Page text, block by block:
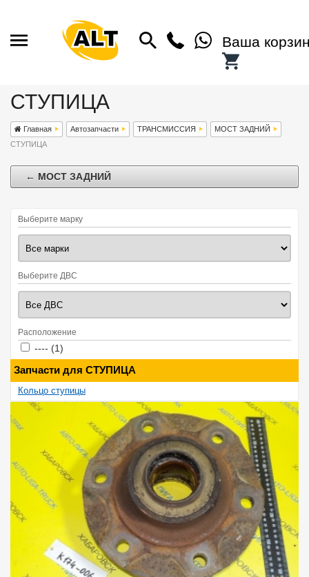
Ваша
СТУПИЦА
Главная Автозапчасти ТРАНСМИССИЯ
МОСТ ЗАДНИЙ
СТУПИЦА
← МОСТ ЗАДНИЙ
Выберите марку
Выберите ДВС
Расположение
Apply ---- filter
---- (1)
Запчасти для СТУПИЦА
Кольцо ступицы